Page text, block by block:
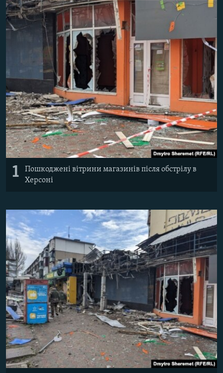
ВІДЕОУРОКИ «ELIFBE»
СВІДЧЕННЯ ОКУПАЦІЇ
УКРАЇНСЬКА ПРОБЛЕМА КРИМУ
ІНФОГРАФІКА
Русский
Qırımtatar
ДОЛУЧАЙСЯ!
Усі сайти RFE/RL
1
Пошкоджені вітрини магазинів після обстрілу в
Херсоні